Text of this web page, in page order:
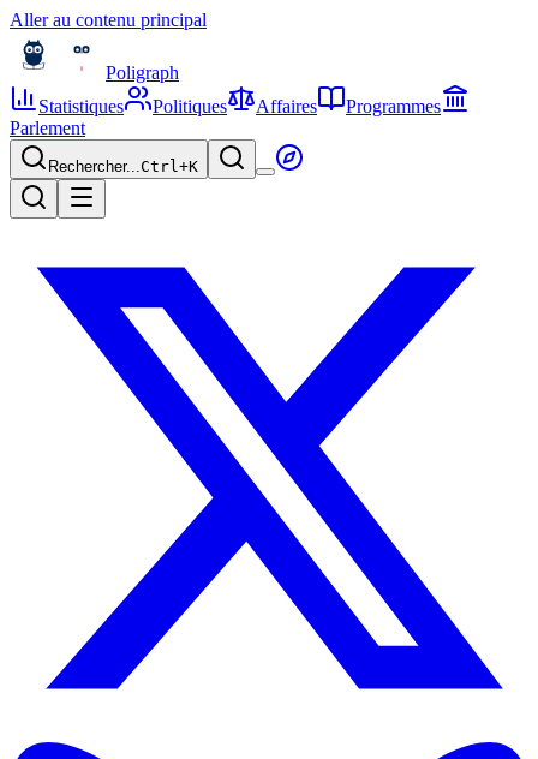
Aller au contenu principal
Poligraph
Statistiques
Politiques Affaires
Programmes
Parlement
Rechercher...Ctrl+K